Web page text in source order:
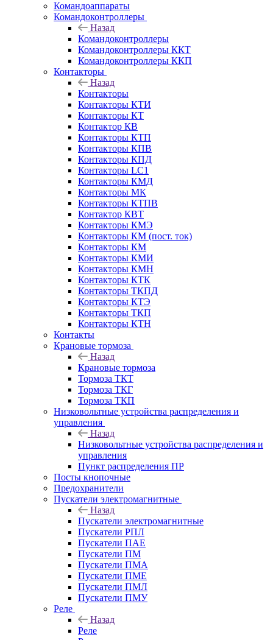
Командоаппараты
Командоконтроллеры
Назад
Командоконтроллеры
Командоконтроллеры ККТ
Командоконтроллеры ККП
Контакторы
Назад
Контакторы
Контакторы КТИ
Контакторы КТ
Контактор КВ
Контакторы КТП
Контакторы КПВ
Контакторы КПД
Контакторы LC1
Контакторы КМД
Контакторы МК
Контакторы КТПВ
Контактор КВТ
Контакторы КМЭ
Контакторы КМ (пост. ток)
Контакторы КМ
Контакторы КМИ
Контакторы КМН
Контакторы КТК
Контакторы ТКПД
Контакторы КТЭ
Контакторы ТКП
Контакторы КТН
Контакты
Крановые тормоза
Назад
Крановые тормоза
Тормоза ТКТ
Тормоза ТКГ
Тормоза ТКП
Низковольтные устройства распределения и
управления
Назад
Низковольтные устройства распределения и
управления
Пункт распределения ПР
Посты кнопочные
Предохранители
Пускатели электромагнитные
Назад
Пускатели электромагнитные
Пускатели РПЛ
Пускатели ПАЕ
Пускатели ПМ
Пускатели ПМА
Пускатели ПМЕ
Пускатели ПМЛ
Пускатели ПМУ
Реле
Назад
Реле